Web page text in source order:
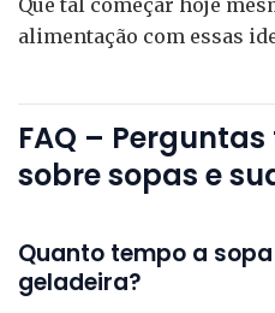
alimentação com essas
FAQ –
sobre sopas e
Quanto tempo a
geladeira?